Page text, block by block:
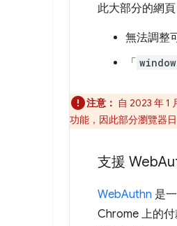
此大部分的網
無法調整
「
注意： 自 2023 年 1
功能，因此部分瀏覽器
支援 Web
WebAuthn 是
Chrome 上的